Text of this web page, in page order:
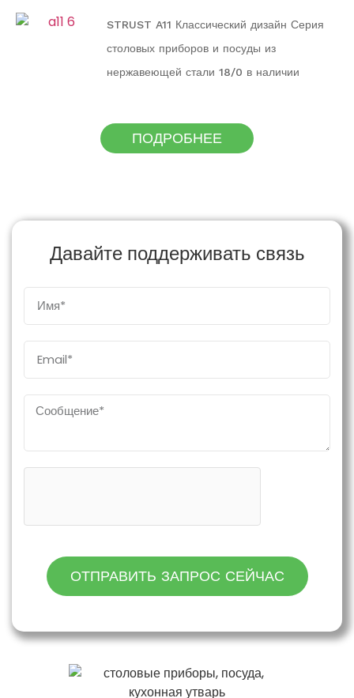
STRUST A11 Классический дизайн Серия
столовых приборов и посуды из
нержавеющей стали 18/0 в наличии
ПОДРОБНЕЕ
Давайте поддерживать связь
ОТПРАВИТЬ ЗАПРОС СЕЙЧАС